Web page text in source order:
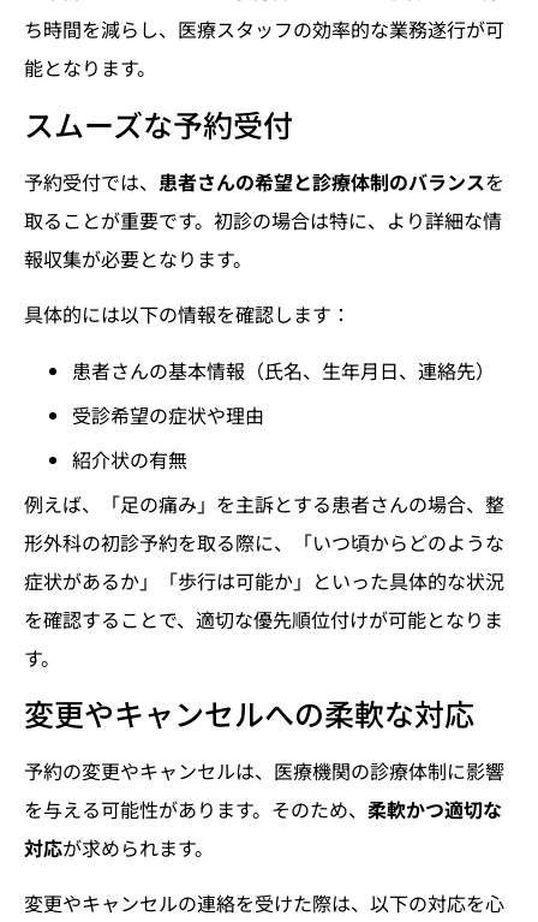
ち時間を減らし、医療スタッフの効率的な業務遂行が可
能となります。
スムーズな予約受付
予約受付では、 患者さんの希望と診療体制のバランスを
取ることが重要です。初診の場合は特に、より詳細な情
報収集が必要となります。
具体的には以下の情報を確認します：
患者さんの基本情報（氏名、生年月日、連絡先）
受診希望の症状や理由
紹介状の有無
例えば、「足の痛み」を主訴とする患者さんの場合、整
形外科の初診予約を取る際に、「いつ頃からどのような
症状があるか」「歩行は可能か」といった具体的な状況
を確認することで、適切な優先順位付けが可能となりま
す。
変更やキャンセルへの柔軟な対応
予約の変更やキャンセルは、医療機関の診療体制に影響
を与える可能性があります。そのため、 柔軟かつ適切な
対応が求められます。
変更やキャンセルの連絡を受けた際は、以下の対応を心